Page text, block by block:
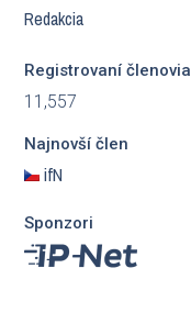
Redakcia
Registrovaní členovia
11,557
Najnovší člen
ifN
Sponzori